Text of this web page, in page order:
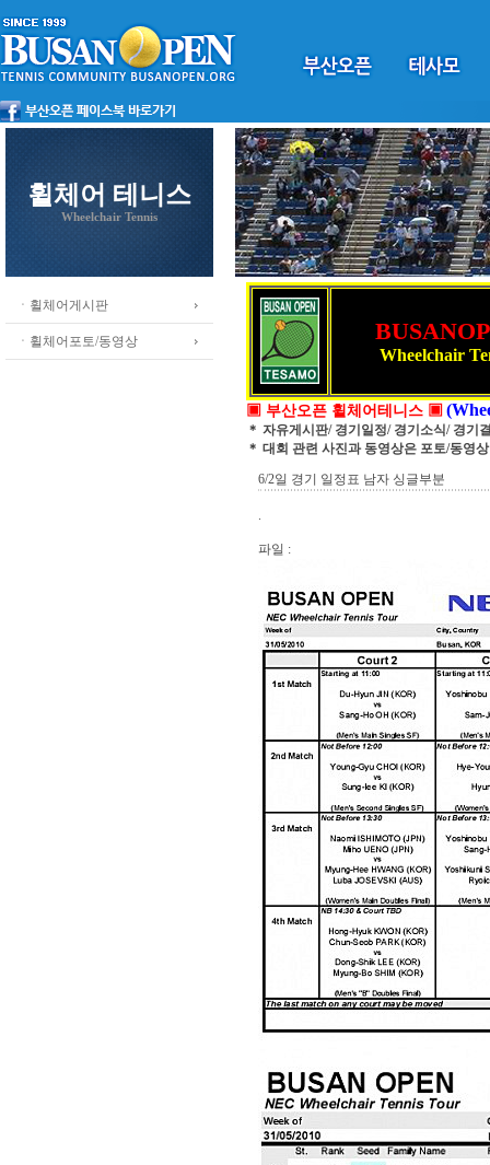
휠체어 테니스
Wheelchair Tennis
ㆍ휠체어게시판
ㆍ휠체어포토/동영상
Wheelchair
▣ 부산오픈 휠체어테니스 ▣
＊ 자유게시판/ 경기일정/ 경기소식/ 경기
＊ 대회 관련 사진과 동영상은 포토/동영
6/2일 경기 일정표 남자 싱글부분
.
파일 :